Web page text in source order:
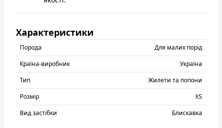
Характеристики
Порода
Для малих порід
Країна-виробник
Україна
Тип
Жилети та попони
Розмір
XS
Вид застібки
Блискавка